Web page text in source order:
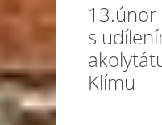
13.únor
s
Klímu